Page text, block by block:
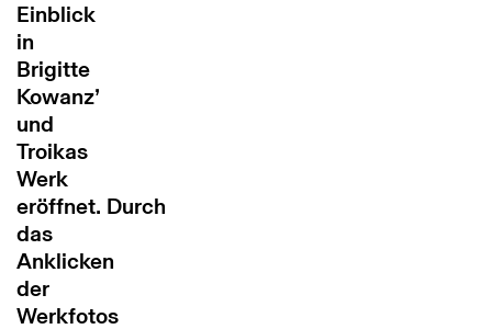
Einblick
in
Brigitte
Kowanz’
und
Troikas
Werk
eröffnet. Durch
das
Anklicken
der
Werkfotos